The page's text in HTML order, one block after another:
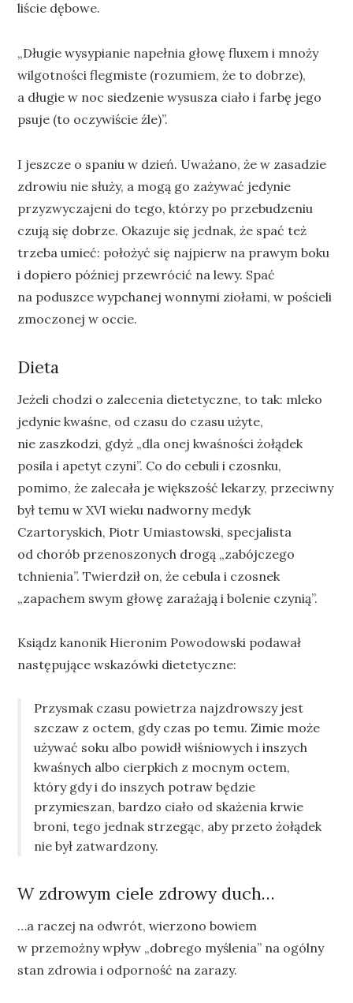
liście dębowe.
„Długie wysypianie napełnia głowę fluxem i mnoży
wilgotności flegmiste (rozumiem, że to dobrze),
a długie w noc siedzenie wysusza ciało i farbę jego
psuje (to oczywiście źle)”.
I jeszcze o spaniu w dzień. Uważano, że w zasadzie
zdrowiu nie służy, a mogą go zażywać jedynie
przyzwyczajeni do tego, którzy po przebudzeniu
czują się dobrze. Okazuje się jednak, że spać też
trzeba umieć: położyć się najpierw na prawym boku
i dopiero później przewrócić na lewy. Spać
na poduszce wypchanej wonnymi ziołami, w pościeli
zmoczonej w occie.
Dieta
Jeżeli chodzi o zalecenia dietetyczne, to tak: mleko
jedynie kwaśne, od czasu do czasu użyte,
nie zaszkodzi, gdyż „dla onej kwaśności żołądek
posila i apetyt czyni”. Co do cebuli i czosnku,
pomimo, że zalecała je większość lekarzy, przeciwny
był temu w XVI wieku nadworny medyk
Czartoryskich, Piotr Umiastowski, specjalista
od chorób przenoszonych drogą „zabójczego
tchnienia”. Twierdził on, że cebula i czosnek
„zapachem swym głowę zarażają i bolenie czynią”.
Ksiądz kanonik Hieronim Powodowski podawał
następujące wskazówki dietetyczne:
Przysmak czasu powietrza najzdrowszy jest
szczaw z octem, gdy czas po temu. Zimie może
używać soku albo powidł wiśniowych i inszych
kwaśnych albo cierpkich z mocnym octem,
który gdy i do inszych potraw będzie
przymieszan, bardzo ciało od skażenia krwie
broni, tego jednak strzegąc, aby przeto żołądek
nie był zatwardzony.
W zdrowym ciele zdrowy duch…
…a raczej na odwrót, wierzono bowiem
w przemożny wpływ „dobrego myślenia” na ogólny
stan zdrowia i odporność na zarazy.